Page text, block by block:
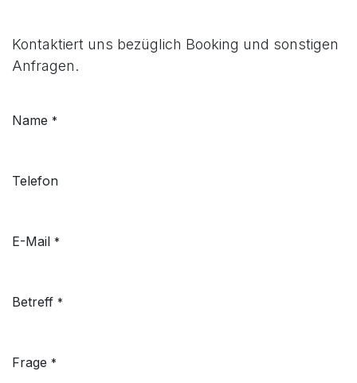
Kontaktiert uns bezüglich Booking und sonstigen
Anfragen.
Name *
Telefon
E-Mail *
Betreff *
Frage *